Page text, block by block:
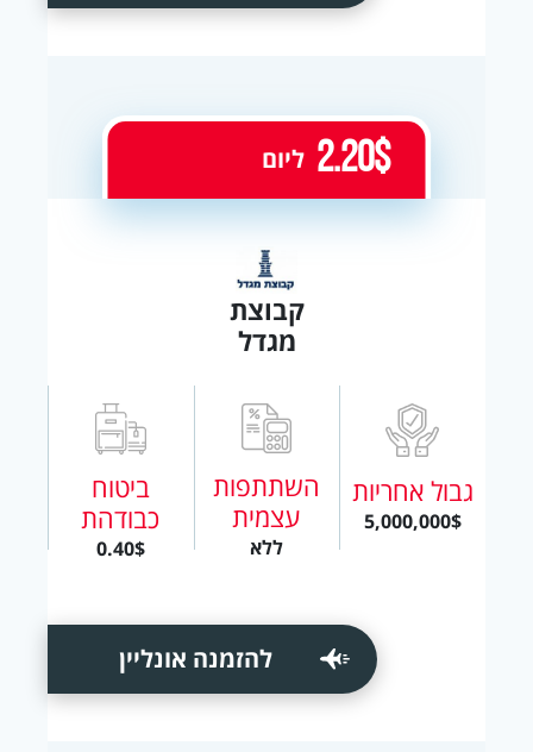
קבוצת
מגדל
גבול אחריות
5,000,000$
השתתפות
עצמית
ללא
ביטוח
כבודהת
0.40$
2.20$ ליום
להזמנה אונליין